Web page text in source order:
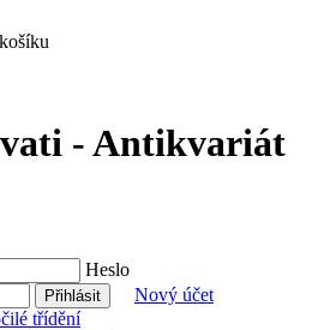
- Antikvariát
Heslo
Nový účet
třídění